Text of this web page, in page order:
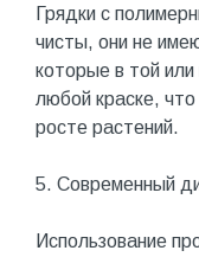
Грядки с
чисты, они не
которые в той или
любой краске, что
росте растений.
5. Современный
Использование